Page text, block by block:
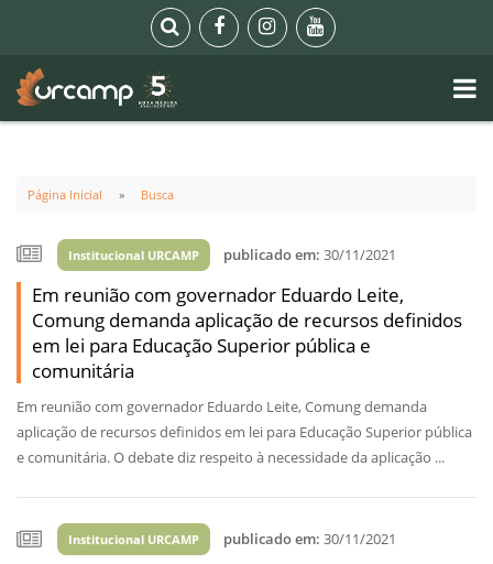
Página Inicial Busca
Institucional URCAMP publicado em: 30/11/2021
Em reunião com governador Eduardo Leite,
Comung demanda aplicação de recursos definidos
em lei para Educação Superior pública e
comunitária
Em reunião com governador Eduardo Leite, Comung demanda
aplicação de recursos definidos em lei para Educação Superior pública
e comunitária. O debate diz respeito à necessidade da aplicação ...
Institucional URCAMP publicado em: 30/11/2021